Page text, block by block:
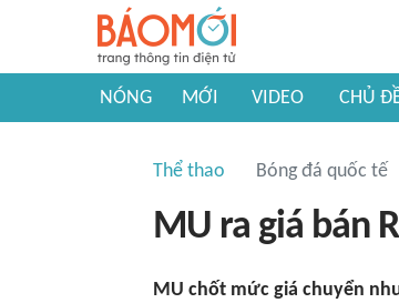
NÓNG MỚI VIDEO CHỦ
Thể thao Bóng đá quốc tế
MU ra giá bán
MU chốt mức giá chuyển